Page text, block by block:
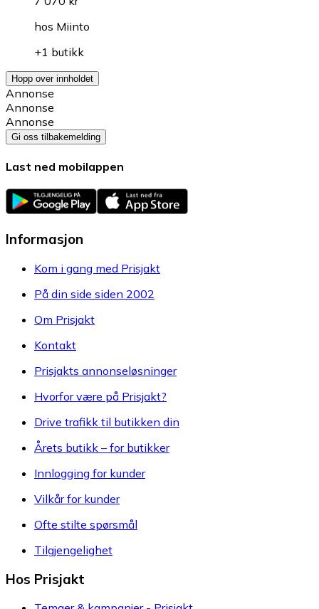
hos Miinto
+1 butikk
Hopp over innholdet
Annonse
Annonse
Annonse
Gi oss tilbakemelding
Last ned mobilappen
Informasjon
Kom i gang med Prisjakt
På din side siden 2002
Om Prisjakt
Kontakt
Prisjakts annonseløsninger
Hvorfor være på Prisjakt?
Drive trafikk til butikken din
Årets butikk – for butikker
Innlogging for kunder
Vilkår for kunder
Ofte stilte spørsmål
Tilgjengelighet
Hos Prisjakt